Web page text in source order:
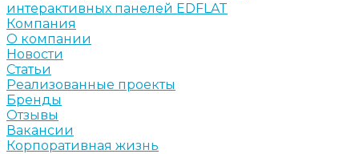
интерактивных панелей EDFLAT
Компания
О компании
Новости
Статьи
Реализованные проекты
Бренды
Отзывы
Вакансии
Корпоративная жизнь